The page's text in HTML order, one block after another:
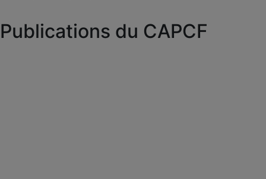
Publications du CAPCF